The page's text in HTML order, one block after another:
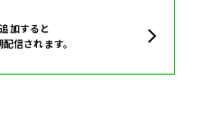
加すると
信されます。